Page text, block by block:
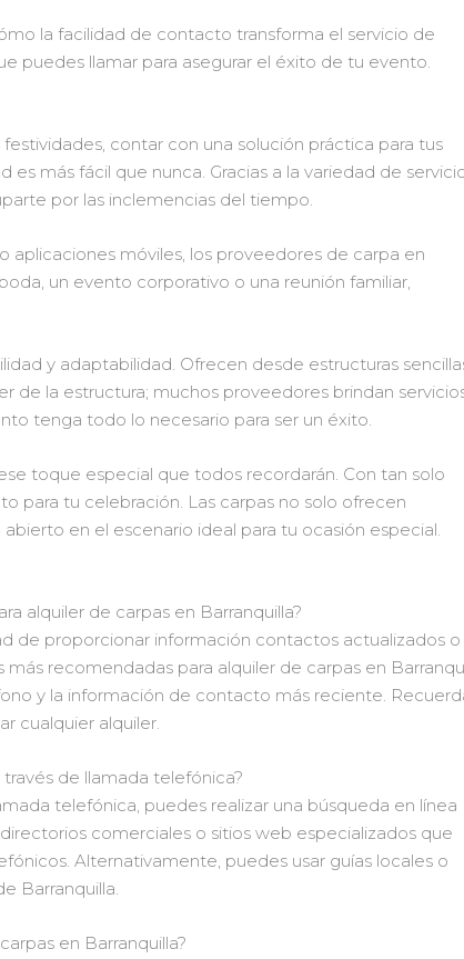
la facilidad de contacto transforma el servicio de
puedes llamar para asegurar el éxito de tu evento.
contar con una solución práctica para tus
es más fácil que nunca. Gracias a la variedad de
por las inclemencias del tiempo.
aplicaciones móviles, los proveedores de carpa en
un evento corporativo o una reunión familiar,
y adaptabilidad. Ofrecen desde estructuras
de la estructura; muchos proveedores brindan
tenga todo lo necesario para ser un éxito.
toque especial que todos recordarán. Con tan solo
para tu celebración. Las carpas no solo ofrecen
en el escenario ideal para tu ocasión especial.
alquiler de carpas en Barranquilla?
de proporcionar información contactos actualizados o
recomendadas para alquiler de carpas en
y la información de contacto más reciente.
cualquier alquiler.
de llamada telefónica?
telefónica, puedes realizar una búsqueda en línea
comerciales o sitios web especializados que
Alternativamente, puedes usar guías locales o
Barranquilla.
en Barranquilla?